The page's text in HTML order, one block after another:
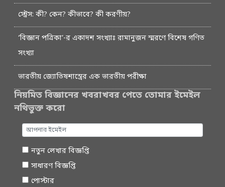
স্ট্রেস: কী? কেন? কীভাবে? কী করণীয়?
‘বিজ্ঞান পত্রিকা’-র একাদশ সংখ্যাঃ রামানুজন স্মরণে বিশেষ গণিত
সংখ্যা
ভারতীয় জ্যোতিষশাস্ত্রের এক ভারতীয় পরীক্ষা
নিয়মিত বিজ্ঞানের খবরাখবর পেতে তোমার ইমেইল
নথিভুক্ত করো
নতুন লেখার বিজ্ঞপ্তি
সাধারণ বিজ্ঞপ্তি
পোস্টার